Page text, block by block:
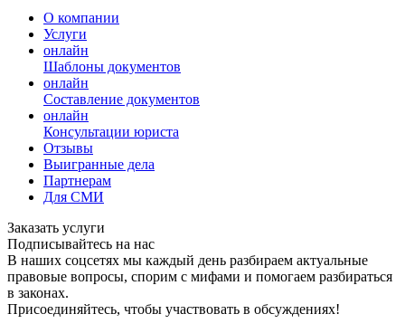
О компании
Услуги
онлайн
Шаблоны документов
онлайн
Составление документов
онлайн
Консультации юриста
Отзывы
Выигранные дела
Партнерам
Для СМИ
Заказать услуги
Подписывайтесь на нас
В наших соцсетях мы каждый день разбираем актуальные
правовые вопросы, спорим с мифами и помогаем разбираться
в законах.
Присоединяйтесь, чтобы участвовать в обсуждениях!